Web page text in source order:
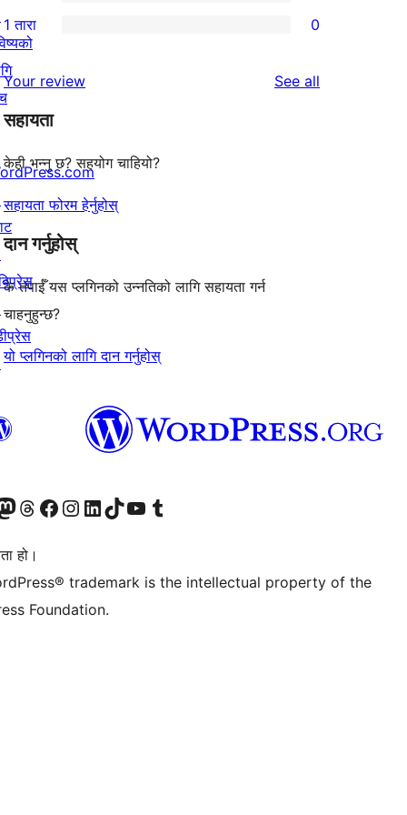
समीक्षाहरू
तारा
2-
तारा
समीक्षाहरू
0
1-
तारा
समीक्षाहरू
1 तारा 0
Your review See all
सहायता
केही भन्नु छ? सहयोग चाहियो?
सहायता फोरम हेर्नुहोस्
दान गर्नुहोस्
के तपाईँ यस प्लगिनको उन्नतिको लागि सहायता गर्न
चाहनुहुन्छ?
यो प्लगिनको लागि दान गर्नुहोस्
भ्रमण गर्नुहोस्
म्यास्टोडन खाता भ्रमण गर्नुहोस्
हाम्रो थ्रेड्स खातामा जानुहोस्
हाम्रो फेसबुक पेजमा जानुहोस्
हाम्रो इन्स्टाग्राम खातामा जानुहोस्
हाम्रो लिङ्क्डइन खातामा जानुहोस्
हाम्रो TikTok खाता भ्रमण गर्नुहोस्
हाम्रो युट्युब च्यानलमा जानुहोस्
हाम्रो टम्बलर खाता भ्रमण गर्नुहोस्
हो।
trademark is the intellectual property of the
Foundation.